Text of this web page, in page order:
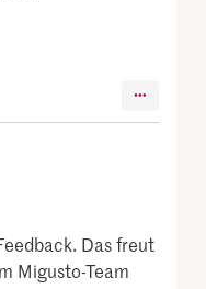
Das freut
Migusto-Team